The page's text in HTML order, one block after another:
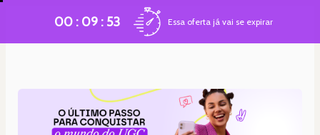
00 : 09 : 52 Essa oferta já vai se expirar